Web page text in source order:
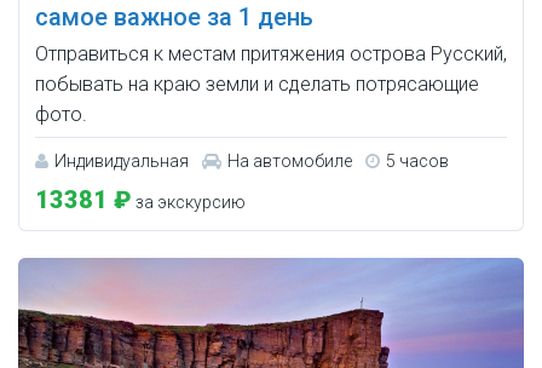
самое важное за 1 день
Отправиться к местам притяжения острова Русский,
побывать на краю земли и сделать потрясающие
фото.
Индивидуальная На автомобиле 5 часов
13381 ₽ за экскурсию